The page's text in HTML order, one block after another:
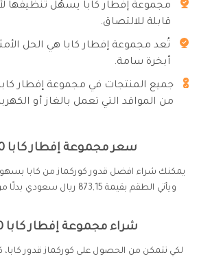
مجموعة إفطار كابا يسهُل تنظيفها
قابلة للالتصاق.
تُعد مجموعة إفطار كابا هي الحل
أبخرة سامة.
جميع المنتجات في مجموعة إفطار
من المواقد التي تعمل بالغاز أو
سعر مجموعة إفطار كابا 30 قطعة
يمكنك شراء افضل قدور كوركماز من كابا
ويأتي الطقم بقيمة 873,15 ريال سعودي بدلًا من 919,11 ريال سعودي.
شراء مجموعة إفطار كابا 30 قطعة
لكي تتمكن من الحصول على كوركماز قدور